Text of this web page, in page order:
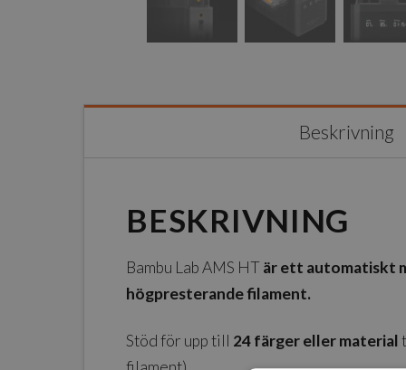
Beskrivning
BESKRIVNING
Bambu Lab AMS HTär ett automatiskt
högpresterande filament.
Stöd för upp till 24 färger eller material